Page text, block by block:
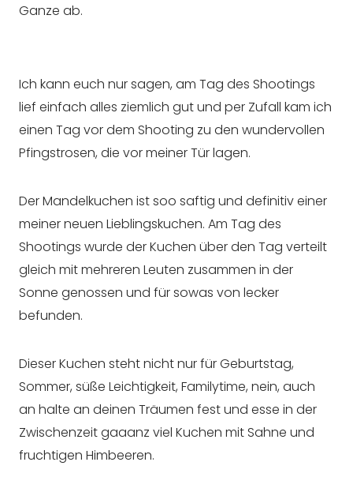
Ganze ab.
Ich kann euch nur sagen, am Tag des Shootings
lief einfach alles ziemlich gut und per Zufall kam ich
einen Tag vor dem Shooting zu den wundervollen
Pfingstrosen, die vor meiner Tür lagen.
Der Mandelkuchen ist soo saftig und definitiv einer
meiner neuen Lieblingskuchen. Am Tag des
Shootings wurde der Kuchen über den Tag verteilt
gleich mit mehreren Leuten zusammen in der
Sonne genossen und für sowas von lecker
befunden.
Dieser Kuchen steht nicht nur für Geburtstag,
Sommer, süße Leichtigkeit, Familytime, nein, auch
an halte an deinen Träumen fest und esse in der
Zwischenzeit gaaanz viel Kuchen mit Sahne und
fruchtigen Himbeeren.